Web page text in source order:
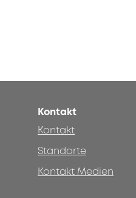
Kontakt
Kontakt
Standorte
Kontakt Medien